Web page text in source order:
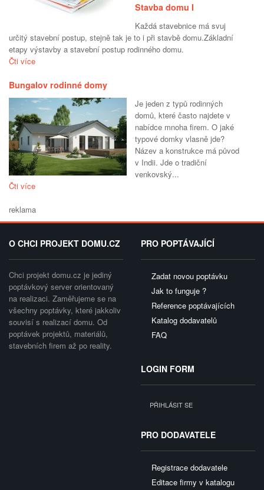
Stavba domu I
Každá stavebnice má svuj
určitý stavební postup, stejně tak je to i při stavbě domu.Základní
etapy výstavby a stavební postup rodinného domu.
Čti více
Bungalov rodinné domy
Je jeden z typů rodinných
domů, které často najdete v
nabídce mnoha firem. O jaké
typové domky vlasně jde?
Název a konstrukce má původ
v Indii. Jde o tradiční
venkovský...
Čti více
reklama
O CHCI PROJEKT DOMU.CZ
Chci projekt domu.cz je jediný
poptávkový server orientovaný
na realizaci. Zaměřujeme se na
všechny poptávky, které jakkoliv
souvisí s realizací domu. Od
poptávek projektů, materiálů,
stavebních firem až po reality.
PRO POPTÁVAJÍCÍ
Zadat novou poptávku
Jak to funguje ?
Reference poptávajících
Katalog dodavatelů
FAQ
LOGIN FORM
PŘIHLÁSIT SE
PRO DODAVATELE
Registrace dodavatele
Editace firmy v katalogu